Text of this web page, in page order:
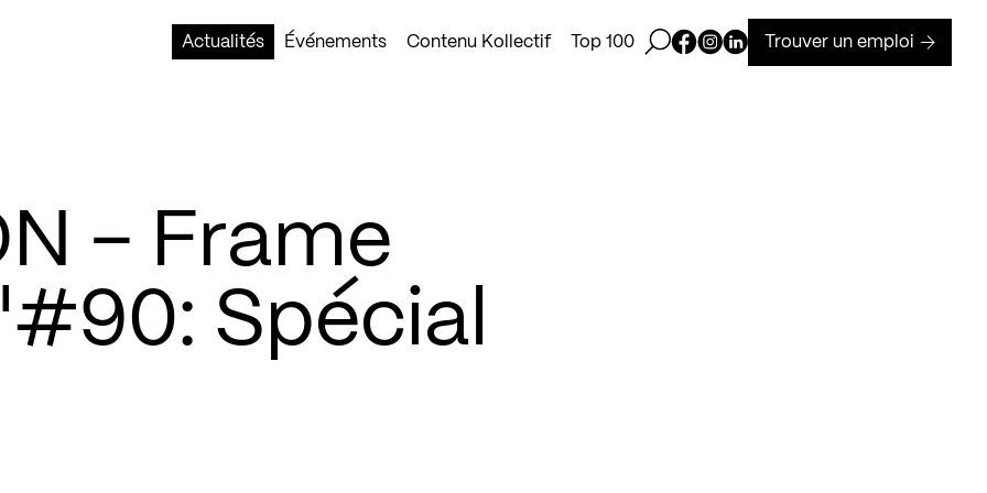
Actualités
Événements Contenu Kollectif Top 100 Ouvrir la barre de recherche
Page Facebook de Kollectif
Page Instagram de Kollectif
Page Linkedin de Kollectif
Trouver un emploi
– Frame
Spécial